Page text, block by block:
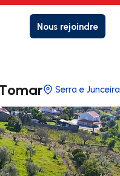
Nous rejoindre
Serra e Junceira